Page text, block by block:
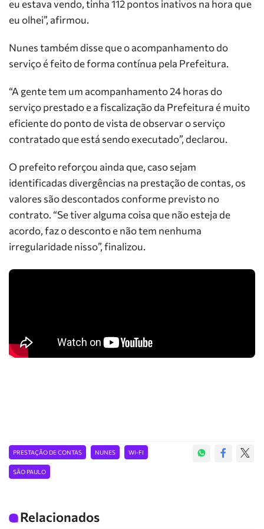
eu estava vendo, tinha 112 pontos inativos na hora que
eu olhei”, afirmou.
Nunes também disse que o acompanhamento do
serviço é feito de forma contínua pela Prefeitura.
“A gente tem um acompanhamento 24 horas do
serviço prestado e a fiscalização da Prefeitura é muito
eficiente do ponto de vista de observar o serviço
contratado que está sendo executado”, declarou.
O prefeito reforçou ainda que, caso sejam
identificadas divergências na prestação de contas, os
valores são descontados conforme previsto no
contrato. “Se tiver alguma coisa que não esteja de
acordo, faz o desconto e não tem nenhuma
irregularidade nisso”, finalizou.
PRESTAÇÃO DE CONTAS NUNES WI-FI
SÃO PAULO
Relacionados